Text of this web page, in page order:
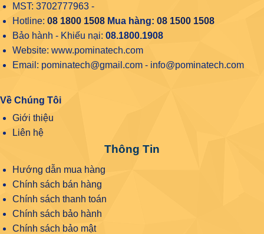
MST: 3702777963 -
Hotline: 08 1800 1508Mua hàng: 08 1500 1508
Bảo hành - Khiếu nại: 08.1800.1908
Website: www.pominatech.com
Email: pominatech@gmail.com - info@pominatech.com
Về Chúng Tôi
Giới thiệu
Liên hệ
Thông Tin
Hướng dẫn mua hàng
Chính sách bán hàng
Chính sách thanh toán
Chính sách bảo hành
Chính sách bảo mật